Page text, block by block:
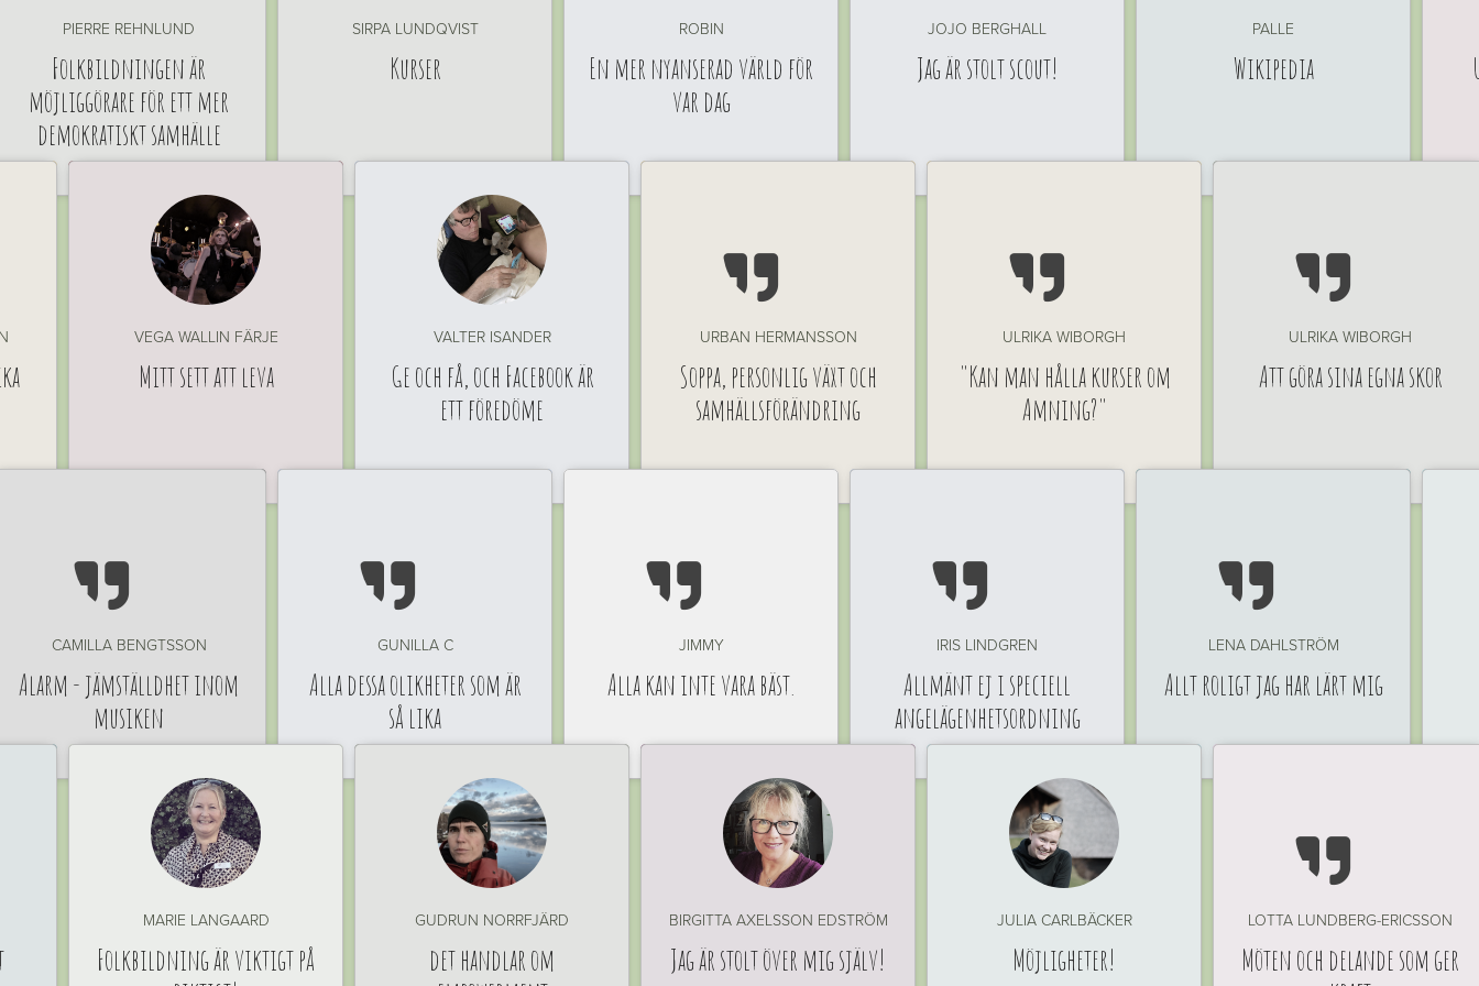
PIERRE REHNLUND
Folkbildningen är
möjliggörare för ett mer
demokratiskt samhälle
SIRPA LUNDQVIST
Kurser
ROBIN
En mer nyanserad värld för
var dag
JOJO BERGHALL
Jag är stolt scout!
PALLE
Wikipedia
VEGA WALLIN FÄRJE
Mitt sett att leva
VALTER ISANDER
Ge och få, och Facebook är
ett föredöme

URBAN HERMANSSON
Soppa, personlig växt och
samhällsförändring

ULRIKA WIBORGH
"Kan man hålla kurser om
Amning?"

ULRIKA WIBORGH
Att göra sina egna skor

CAMILLA BENGTSSON
Alarm - jämställdhet inom
musiken

GUNILLA C
Alla dessa olikheter som är
så lika

JIMMY
Alla kan inte vara bäst.

IRIS LINDGREN
Allmänt ej i speciell
angelägenhetsordning

LENA DAHLSTRÖM
Allt roligt jag har lärt mig
MARIE LANGAARD
Folkbildning är viktigt på
GUDRUN NORRFJÄRD
det handlar om
BIRGITTA AXELSSON EDSTRÖM
Jag är stolt över mig själv!
JULIA CARLBÄCKER
Möjligheter!

LOTTA LUNDBERG-ERICSSON
Möten och delande som ger